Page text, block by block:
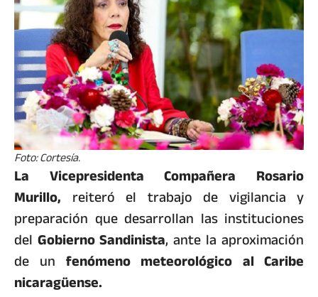
Foto: Cortesía.
La Vicepresidenta Compañera Rosario
Murillo, reiteró el trabajo de vigilancia y
preparación que desarrollan las instituciones
del Gobierno Sandinista, ante la aproximación
de un fenómeno meteorológico al Caribe
nicaragüense.